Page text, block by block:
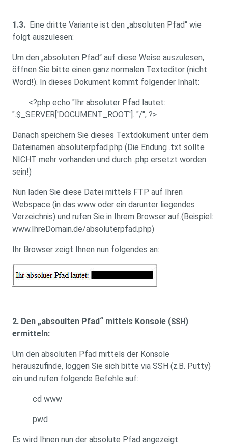
1.3. Eine dritte Variante ist den „absoluten Pfad“ wie
folgt auszulesen:
Um den „absoluten Pfad“ auf diese Weise auszulesen,
öffnen Sie bitte einen ganz normalen Texteditor (nicht
Word!). In dieses Dokument kommt folgender Inhalt:
<?php echo "Ihr absoluter Pfad lautet:
".$_SERVER['DOCUMENT_ROOT']. "/"; ?>
Danach speichern Sie dieses Textdokument unter dem
Dateinamen absoluterpfad.php (Die Endung .txt sollte
NICHT mehr vorhanden und durch .php ersetzt worden
sein!)
Nun laden Sie diese Datei mittels FTP auf Ihren
Webspace (in das www oder ein darunter liegendes
Verzeichnis) und rufen Sie in Ihrem Browser auf.(Beispiel:
www.IhreDomain.de/absoluterpfad.php)
Ihr Browser zeigt Ihnen nun folgendes an:
2. Den „absoulten Pfad“ mittels Konsole (SSH)
ermitteln:
Um den absoluten Pfad mittels der Konsole
herauszufinde, loggen Sie sich bitte via SSH (z.B. Putty)
ein und rufen folgende Befehle auf:
cd www
pwd
Es wird Ihnen nun der absolute Pfad angezeigt.